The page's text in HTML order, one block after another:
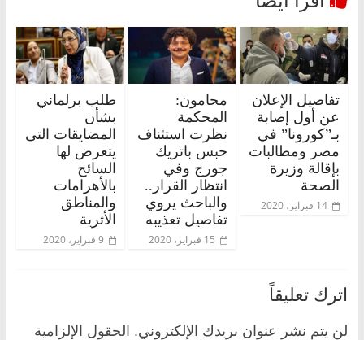
تفاصيل الإعلان
عن أول إصابة
بـ”كورونا” في
مصر ومطالبات
بإقالة وزيرة
الصحة
14 فبراير، 2020
محامون:
المحكمة
نظرت استئناف
حبس باتريك
جورج وفي
انتظار القرار..
والباحث يروي
تفاصيل تعذيبه
15 فبراير، 2020
طلب برلماني
بشأن
المضايقات التى
يتعرض لها
السائح
بالأهرامات
والمناطق
الأثرية
9 فبراير، 2020
اترك تعليقاً
لن يتم نشر عنوان بريدك الإلكتروني. الحقول الإلزامية